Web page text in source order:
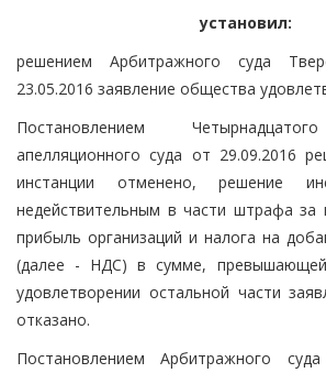
установил:
решением Арбитражного суда
23.05.2016 заявление общества
Постановлением
апелляционного суда от 29.09.2016
инстанции отменено, решение
недействительным в части штрафа за
прибыль организаций и налога на
(далее - НДС) в сумме,
удовлетворении остальной части
отказано.
Постановлением Арбитражного суда